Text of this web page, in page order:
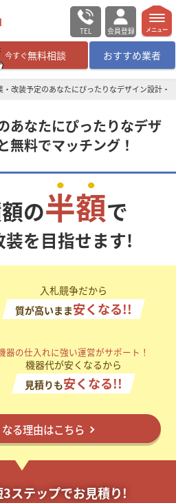
TEL 会員登録
今すぐ無料相談 おすすめ業者
ログイン／会員登録
探す
ー
・施工会社様へ
ご検討中の方へ
メニュー
・改装予定のあなたにぴったりなデザイン設計・
あなたにぴったりなデザ
無料でマッチング！
の半額で
装を目指せます!
入札競争だから
質が高いまま安くなる!!
器の仕入れに強い運営がサポート！
機器代が安くなるから
見積りも安くなる!!
る理由はこちら
ステップでお見積り!